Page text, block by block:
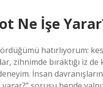
Ne İşe
hatırlıyorum:
zihnimde bıraktığı iz
İnsan